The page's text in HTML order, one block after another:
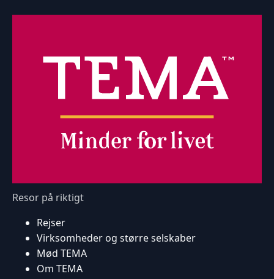
Resor på riktigt
Rejser
Virksomheder og større selskaber
Mød TEMA
Om TEMA